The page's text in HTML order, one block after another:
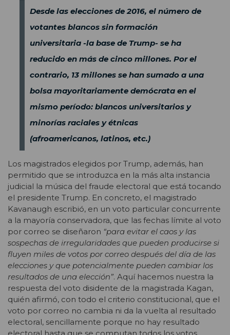
Desde las elecciones de 2016, el número de
votantes blancos sin formación
universitaria -la base de Trump- se ha
reducido en más de cinco millones. Por el
contrario, 13 millones se han sumado a una
bolsa mayoritariamente demócrata en el
mismo período: blancos universitarios y
minorías raciales y étnicas
(afroamericanos, latinos, etc.)
Los magistrados elegidos por Trump, además, han
permitido que se introduzca en la más alta instancia
judicial la música del fraude electoral que está tocando
el presidente Trump. En concreto, el magistrado
Kavanaugh escribió, en un voto particular concurrente
a la mayoría conservadora, que las fechas límite al voto
por correo se diseñaron “para evitar el caos y las
sospechas de irregularidades que pueden producirse si
fluyen miles de votos por correo después del día de las
elecciones y que potencialmente pueden cambiar los
resultados de una elección”. Aquí hacemos nuestra la
respuesta del voto disidente de la magistrada Kagan,
quién afirmó, con todo el criterio constitucional, que el
voto por correo no cambia ni da la vuelta al resultado
electoral, sencillamente porque no hay resultado